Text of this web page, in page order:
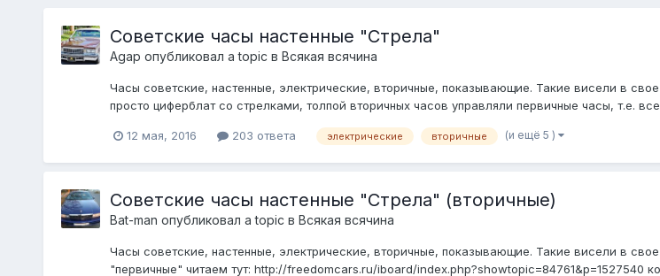
Советские часы настенные "Стрела"
Agap опубликовал a topic в Всякая всячина
Часы советские, настенные, электрические, вторичные, показывающие. Такие висели в
просто циферблат со стрелками, толпой вторичных часов управляли первичные часы, т.е.
12 мая, 2016 203 ответа электрические вторичные (и ещё 5 )
Советские часы настенные "Стрела" (вторичные)
Bat-man опубликовал a topic в Всякая всячина
Часы советские, настенные, электрические, вторичные, показывающие. Такие висели в свое
"первичные" читаем тут: http://freedomcars.ru/iboard/index.php?showtopic=84761&p=1527540